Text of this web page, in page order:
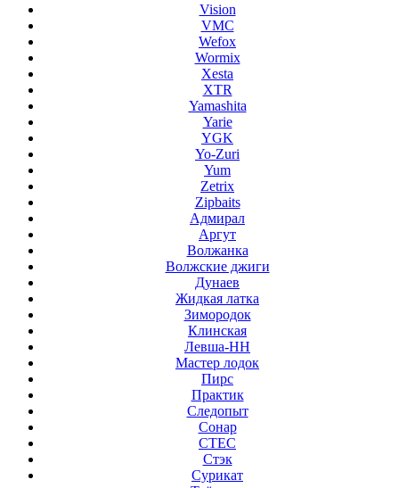
Vision
VMC
Wefox
Wormix
Xesta
XTR
Yamashita
Yarie
YGK
Yo-Zuri
Yum
Zetrix
Zipbaits
Адмирал
Аргут
Волжанка
Волжские джиги
Дунаев
Жидкая латка
Зимородок
Клинская
Левша-НН
Мастер лодок
Пирс
Практик
Следопыт
Сонар
СТЕС
Стэк
Сурикат